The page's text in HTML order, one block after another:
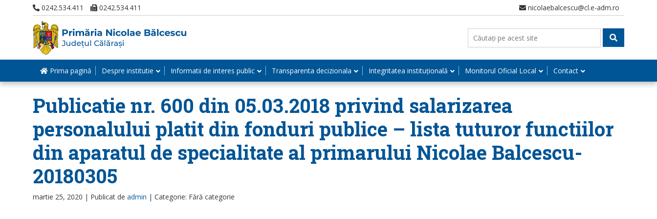
0242.534.411 0242.534.411 nicolaebalcescu@cl.e-adm.ro
Prima pagină Despre institutie Informatii de interes public Transparenta decizionala Integritatea instituțională Monitorul Oficial Local Contact
Publicatie nr. 600 din 05.03.2018 privind salarizarea
personalului platit din fonduri publice – lista tuturor functiilor
din aparatul de specialitate al primarului Nicolae Balcescu-
20180305
martie 25, 2020 | Publicat de admin | Categorie: Fără categorie